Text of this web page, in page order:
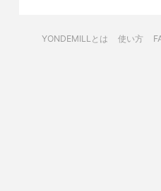
YONDEMILLとは 使い方